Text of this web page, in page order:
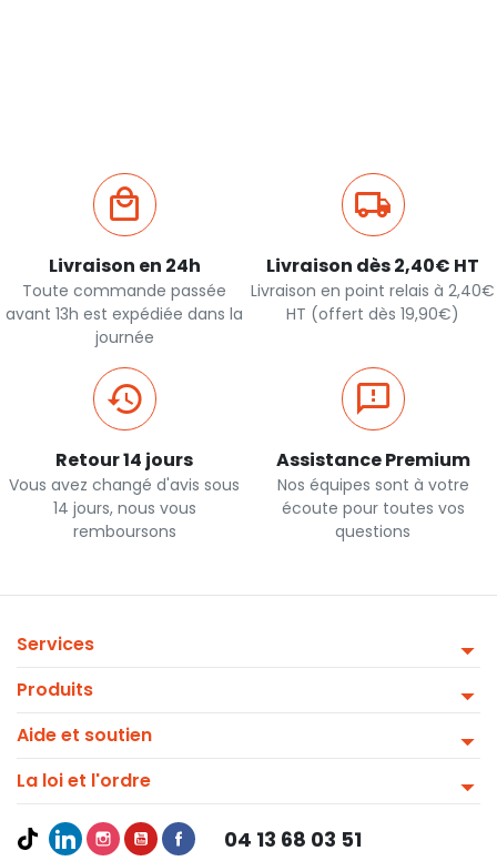
Livraison en 24h
Toute commande passée
avant 13h est expédiée dans la
journée
Livraison dès 2,40€ HT
Livraison en point relais à 2,40€
HT (offert dès 19,90€)
Retour 14 jours
Vous avez changé d'avis sous
14 jours, nous vous
remboursons
Assistance Premium
Nos équipes sont à votre
écoute pour toutes vos
questions
Services
Produits
Aide et soutien
La loi et l'ordre
04 13 68 03 51